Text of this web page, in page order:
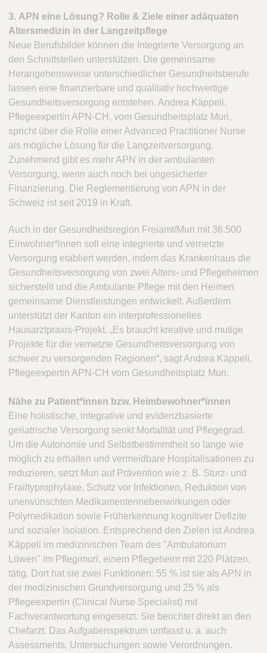
3. APN eine Lösung? Rolle & Ziele einer adäquaten
Altersmedizin in der Langzeitpflege
Neue Berufsbilder können die Integrierte Versorgung an
den Schnittstellen unterstützen. Die gemeinsame
Herangehensweise unterschiedlicher Gesundheitsberufe
lassen eine finanzierbare und qualitativ hochwertige
Gesundheitsversorgung entstehen. Andrea Käppeli,
Pflegeexpertin APN-CH, vom Gesundheitsplatz Muri,
spricht über die Rolle einer Advanced Practitioner Nurse
als mögliche Lösung für die Langzeitversorgung.
Zunehmend gibt es mehr APN in der ambulanten
Versorgung, wenn auch noch bei ungesicherter
Finanzierung. Die Reglementierung von APN in der
Schweiz ist seit 2019 in Kraft.
Auch in der Gesundheitsregion Freiamt/Muri mit 36.500
Einwohner*innen soll eine integrierte und vernetzte
Versorgung etabliert werden, indem das Krankenhaus die
Gesundheitsversorgung von zwei Alters- und Pflegeheimen
sicherstellt und die Ambulante Pflege mit den Heimen
gemeinsame Dienstleistungen entwickelt. Außerdem
unterstützt der Kanton ein interprofessionelles
Hausarztpraxis-Projekt. „Es braucht kreative und mutige
Projekte für die vernetzte Gesundheitsversorgung von
schwer zu versorgenden Regionen“, sagt Andrea Käppeli,
Pflegeexpertin APN-CH vom Gesundheitsplatz Muri.
Nähe zu Patient*innen bzw. Heimbewohner*innen
Eine holistische, integrative und evidenzbasierte
geriatrische Versorgung senkt Mortalität und Pflegegrad.
Um die Autonomie und Selbstbestimmtheit so lange wie
möglich zu erhalten und vermeidbare Hospitalisationen zu
reduzieren, setzt Muri auf Prävention wie z. B. Sturz- und
Frailtyprophylaxe, Schutz vor Infektionen, Reduktion von
unerwünschten Medikamentennebenwirkungen oder
Polymedikation sowie Früherkennung kognitiver Defizite
und sozialer Isolation. Entsprechend den Zielen ist Andrea
Käppeli im medizinischen Team des "Ambulatorium
Löwen" im Pflegimuri, einem Pflegeheim mit 220 Plätzen,
tätig. Dort hat sie zwei Funktionen: 55 % ist sie als APN in
der medizinischen Grundversorgung und 25 % als
Pflegeexpertin (Clinical Nurse Specialist) mit
Fachverantwortung eingesetzt. Sie berichtet direkt an den
Chefarzt. Das Aufgabenspektrum umfasst u. a. auch
Assessments, Untersuchungen sowie Verordnungen.